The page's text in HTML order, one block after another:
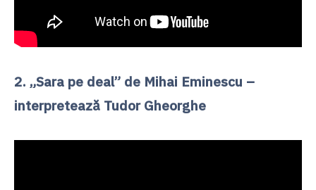
2. „Sara pe deal” de Mihai Eminescu –
interpretează Tudor Gheorghe